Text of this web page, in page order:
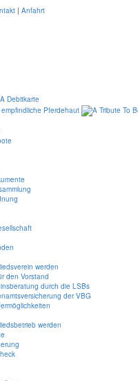
| Anfahrt
werden
den Vorstand
durch die LSBs
der VBG
werden